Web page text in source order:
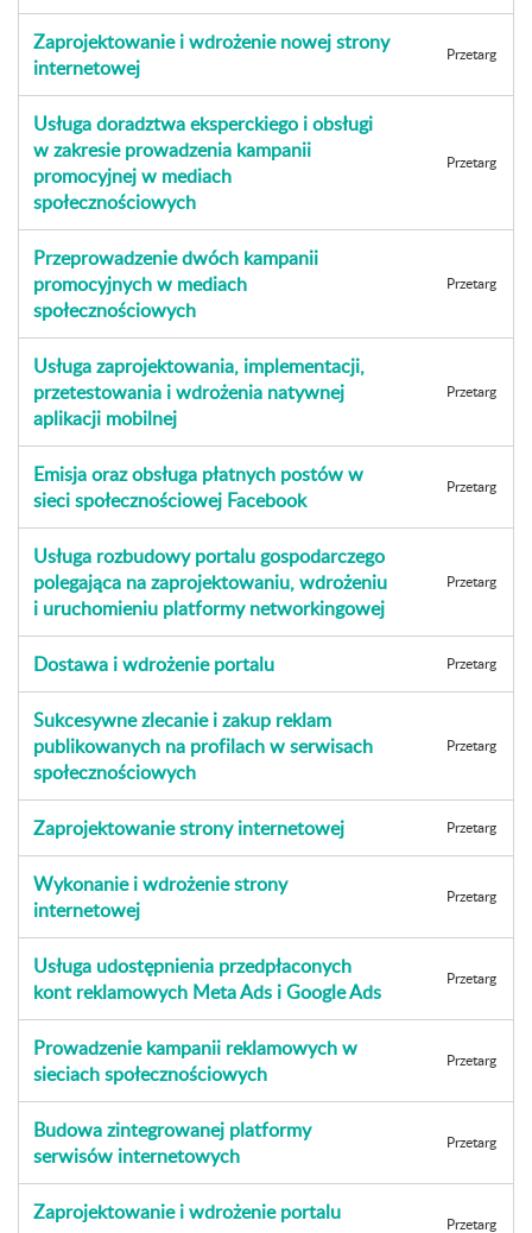
Zaprojektowanie i wdrożenie nowej strony
internetowej
Przetarg
Usługa doradztwa eksperckiego i obsługi
w zakresie prowadzenia kampanii
promocyjnej w mediach
społecznościowych
Przetarg
Przeprowadzenie dwóch kampanii
promocyjnych w mediach
społecznościowych
Przetarg
Usługa zaprojektowania, implementacji,
przetestowania i wdrożenia natywnej
aplikacji mobilnej
Przetarg
Emisja oraz obsługa płatnych postów w
sieci społecznościowej Facebook
Przetarg
Usługa rozbudowy portalu gospodarczego
polegająca na zaprojektowaniu, wdrożeniu
i uruchomieniu platformy networkingowej
Przetarg
Dostawa i wdrożenie portalu Przetarg
Sukcesywne zlecanie i zakup reklam
publikowanych na profilach w serwisach
społecznościowych
Przetarg
Zaprojektowanie strony internetowej Przetarg
Wykonanie i wdrożenie strony
internetowej
Przetarg
Usługa udostępnienia przedpłaconych
kont reklamowych Meta Ads i Google Ads
Przetarg
Prowadzenie kampanii reklamowych w
sieciach społecznościowych
Przetarg
Budowa zintegrowanej platformy
serwisów internetowych
Przetarg
Zaprojektowanie i wdrożenie portalu
Przetarg